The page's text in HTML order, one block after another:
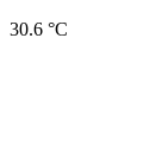
30.6 °C